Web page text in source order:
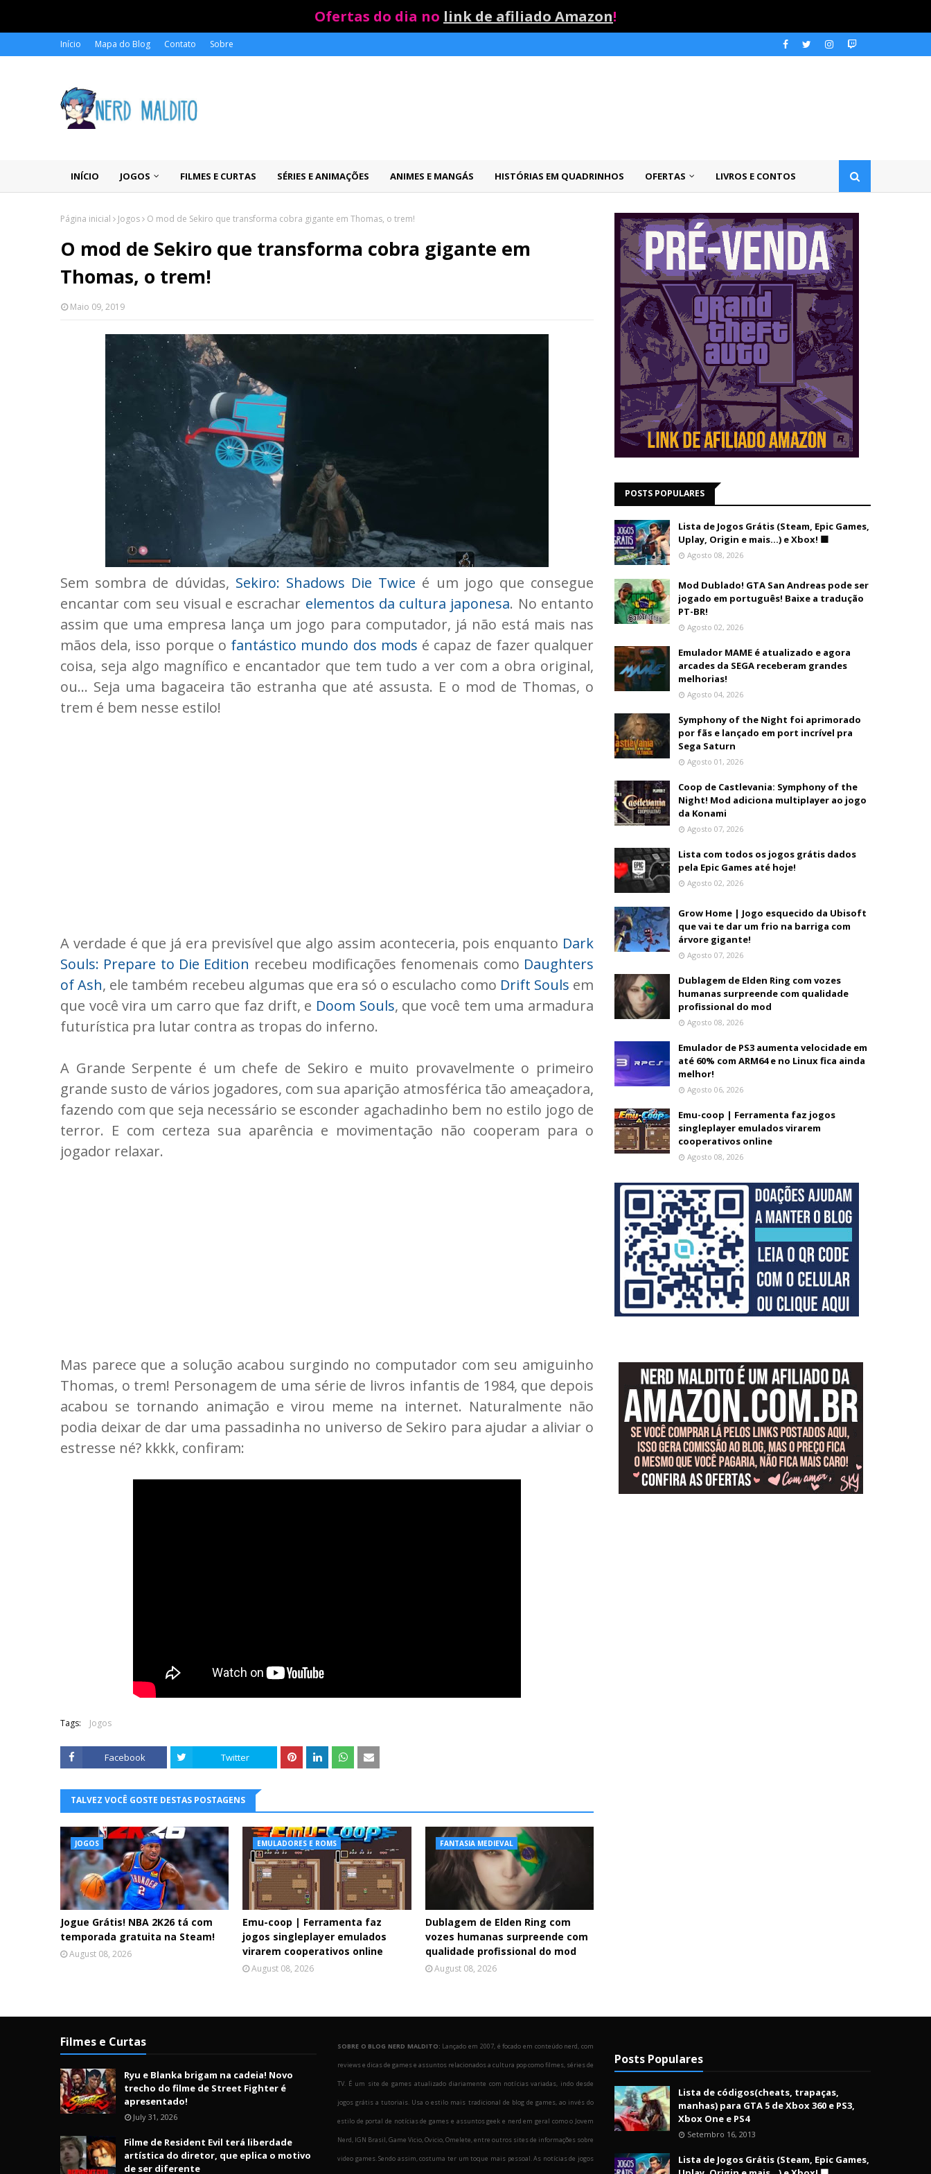
Ofertas do dia no link de afiliado Amazon!
Início Mapa do Blog Contato Sobre
INÍCIO JOGOS FILMES E CURTAS SÉRIES E ANIMAÇÕES ANIMES E MANGÁS HISTÓRIAS EM QUADRINHOS OFERTAS LIVROS E CONTOS
Página inicial Jogos O mod de Sekiro que transforma cobra gigante em Thomas, o trem!
O mod de Sekiro que transforma cobra gigante em
Thomas, o trem!
Maio 09, 2019
Sem sombra de dúvidas, Sekiro: Shadows Die Twice é um jogo que consegue
encantar com seu visual e escrachar elementos da cultura japonesa. No entanto
assim que uma empresa lança um jogo para computador, já não está mais nas
mãos dela, isso porque o fantástico mundo dos mods é capaz de fazer qualquer
coisa, seja algo magnífico e encantador que tem tudo a ver com a obra original,
ou... Seja uma bagaceira tão estranha que até assusta. E o mod de Thomas, o
trem é bem nesse estilo!
A verdade é que já era previsível que algo assim aconteceria, pois enquanto Dark
Souls: Prepare to Die Edition recebeu modificações fenomenais como Daughters
of Ash, ele também recebeu algumas que era só o esculacho como Drift Souls em
que você vira um carro que faz drift, e Doom Souls, que você tem uma armadura
futurística pra lutar contra as tropas do inferno.
A Grande Serpente é um chefe de Sekiro e muito provavelmente o primeiro
grande susto de vários jogadores, com sua aparição atmosférica tão ameaçadora,
fazendo com que seja necessário se esconder agachadinho bem no estilo jogo de
terror. E com certeza sua aparência e movimentação não cooperam para o
jogador relaxar.
Mas parece que a solução acabou surgindo no computador com seu amiguinho
Thomas, o trem! Personagem de uma série de livros infantis de 1984, que depois
acabou se tornando animação e virou meme na internet. Naturalmente não
podia deixar de dar uma passadinha no universo de Sekiro para ajudar a aliviar o
estresse né? kkkk, confiram:
Tags: Jogos
Facebook Twitter
TALVEZ VOCÊ GOSTE DESTAS POSTAGENS
JOGOS
Jogue Grátis! NBA 2K26 tá com
temporada gratuita na Steam!
August 08, 2026
EMULADORES E ROMS
Emu-coop | Ferramenta faz
jogos singleplayer emulados
virarem cooperativos online
August 08, 2026
FANTASIA MEDIEVAL
Dublagem de Elden Ring com
vozes humanas surpreende com
qualidade profissional do mod
August 08, 2026
POSTS POPULARES
Lista de Jogos Grátis (Steam, Epic Games,
Uplay, Origin e mais...) e Xbox! 🟩
Agosto 08, 2026
Mod Dublado! GTA San Andreas pode ser
jogado em português! Baixe a tradução
PT-BR!
Agosto 02, 2026
Emulador MAME é atualizado e agora
arcades da SEGA receberam grandes
melhorias!
Agosto 04, 2026
Symphony of the Night foi aprimorado
por fãs e lançado em port incrível pra
Sega Saturn
Agosto 01, 2026
Coop de Castlevania: Symphony of the
Night! Mod adiciona multiplayer ao jogo
da Konami
Agosto 07, 2026
Lista com todos os jogos grátis dados
pela Epic Games até hoje!
Agosto 02, 2026
Grow Home | Jogo esquecido da Ubisoft
que vai te dar um frio na barriga com
árvore gigante!
Agosto 07, 2026
Dublagem de Elden Ring com vozes
humanas surpreende com qualidade
profissional do mod
Agosto 08, 2026
Emulador de PS3 aumenta velocidade em
até 60% com ARM64 e no Linux fica ainda
melhor!
Agosto 06, 2026
Emu-coop | Ferramenta faz jogos
singleplayer emulados virarem
cooperativos online
Agosto 08, 2026
Filmes e Curtas
Ryu e Blanka brigam na cadeia! Novo
trecho do filme de Street Fighter é
apresentado!
July 31, 2026
Filme de Resident Evil terá liberdade
artística do diretor, que eplica o motivo
de ser diferente
SOBRE O BLOG NERD MALDITO: Lançado em 2007, é focado em conteúdo nerd, com
reviews e dicas de games e assuntos relacionados a cultura pop como filmes, séries de
TV. É um site de games atualizado diariamente com notícias variadas, indo desde
jogos grátis a tutoriais. Usa o estilo mais tradicional de blog de games, ao invés do
estilo de portal de notícias de games e assuntos geek e nerd em geral como o Jovem
Nerd, IGN Brasil, Game Vicio, Ovicio, Omelete, entre outros sites de informações sobre
video games. Sendo assim, costuma ter um toque mais pessoal. As notícias de jogos
Posts Populares
Lista de códigos(cheats, trapaças,
manhas) para GTA 5 de Xbox 360 e PS3,
Xbox One e PS4
Setembro 16, 2013
Lista de Jogos Grátis (Steam, Epic Games,